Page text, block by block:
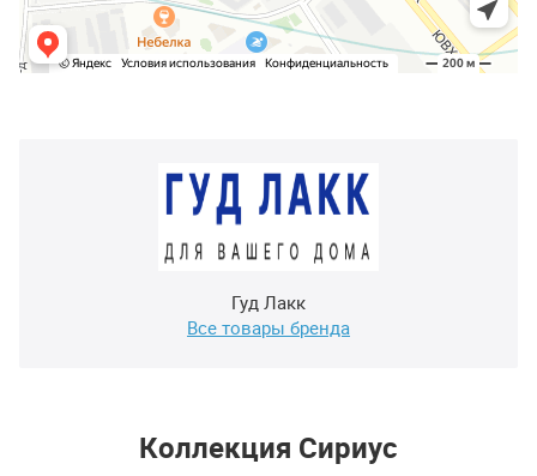
Гуд Лакк
Все товары бренда
Коллекция Сириус